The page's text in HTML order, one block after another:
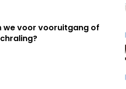
we voor vooruitgang of